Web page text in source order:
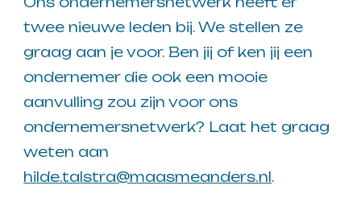
twee nieuwe leden bij. We stellen ze
graag aan je voor. Ben jij of ken jij een
ondernemer die ook een mooie
aanvulling zou zijn voor ons
ondernemersnetwerk? Laat het graag
weten aan
hilde.talstra@maasmeanders.nl.